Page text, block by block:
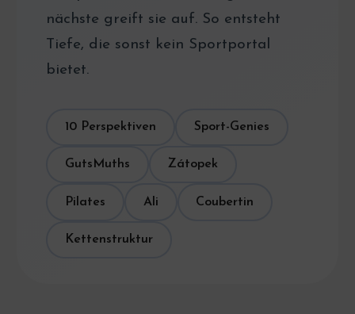
nächste greift sie auf. So entsteht
Tiefe, die sonst kein Sportportal
bietet.
10 Perspektiven Sport-Genies
GutsMuths Zátopek
Pilates Ali Coubertin
Kettenstruktur